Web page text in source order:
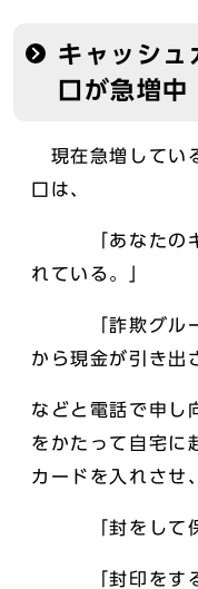
キャッシュ
口が急増中
現在急増してい
口は、
「あなたのキ
れている。」
「詐欺グルー
から現金が引き出
などと電話で申し
をかたって自宅に
カードを入れさせ、
「封をして保
「封印をする